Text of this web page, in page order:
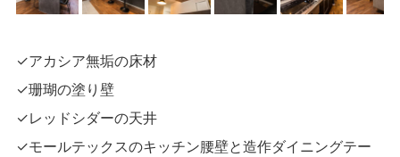
✓アカシア無垢の床材
✓珊瑚の塗り壁
✓レッドシダーの天井
✓モールテックスのキッチン腰壁と造作ダイニングテー